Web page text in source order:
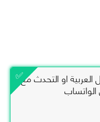
او التحدث مع